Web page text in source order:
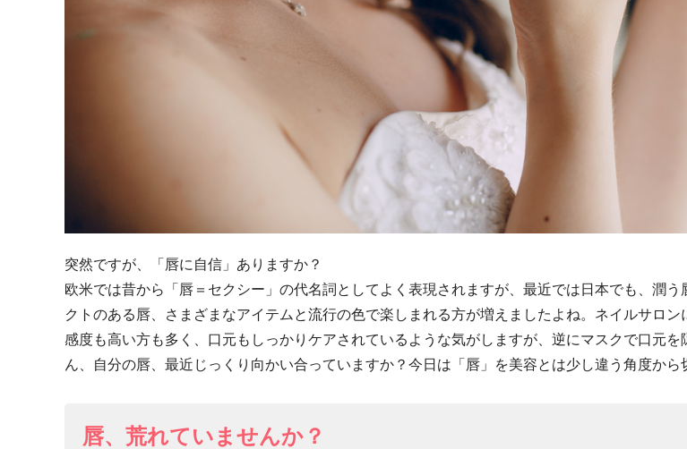
突然ですが、「唇に自信」ありますか？
欧米では昔から「唇＝セクシー」の代名詞としてよく表現されますが、最近では日本でも、潤
クトのある唇、さまざまなアイテムと流行の色で楽しまれる方が増えましたよね。ネイルサロン
感度も高い方も多く、口元もしっかりケアされているような気がしますが、逆にマスクで口元を
ん、自分の唇、最近じっくり向かい合っていますか？今日は「唇」を美容とは少し違う角度から
唇、荒れていませんか？